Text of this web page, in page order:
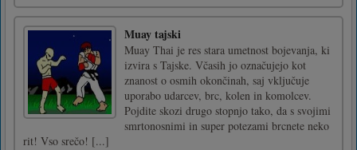
Muay tajski
Muay Thai je res stara umetnost bojevanja, ki
izvira s Tajske. Včasih jo označujejo kot
znanost o osmih okončinah, saj vključuje
uporabo udarcev, brc, kolen in komolcev.
Pojdite skozi drugo stopnjo tako, da s svojimi
smrtonosnimi in super potezami brcnete neko
rit! Vso srečo! [...]